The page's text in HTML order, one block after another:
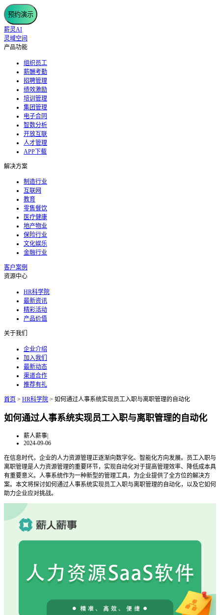
预约演示
薪灵AI
灵域空间
产品功能
组织员工
薪酬考勤
招聘管理
绩效激励
培训管理
集团管理
电子合同
智数分析
开放互联
人才管理
APP下载
解决方案
制造行业
互联网
教育
零售餐饮
医疗健康
地产物业
保险行业
文化娱乐
金融行业
客户案例
资源中心
HR科学院
最新资讯
精彩活动
产品价值
关于我们
企业介绍
加入我们
最新动态
渠道合作
推荐有礼
首页 > HR科学院 > 如何通过人事系统实现员工入职与离职管理的自动化
如何通过人事系统实现员工入职与离职管理的自动化
薪人薪事|
2024-09-06
在信息时代，企业的人力资源管理正逐渐向数字化、智能化方向发展。员工入职与
离职管理是人力资源管理的重要环节，实现自动化对于提高管理效率、降低成本具
有重要意义。人事系统作为一种新型的管理工具，为企业提供了全方位的解决方
案。本文将探讨如何通过人事系统实现员工入职与离职管理的自动化，以及它如何
助力企业应对挑战。